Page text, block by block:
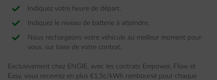
Indiquez votre heure de départ.
Indiquez le niveau de batterie à atteindre.
Nous rechargeons votre véhicule au meilleur moment pour
vous, sur base de votre contrat.
Exclusivement chez ENGIE, avec les contrats Empower, Flow et
Easy, vous recevrez en plus €1,5c/kWh remboursé pour chaque